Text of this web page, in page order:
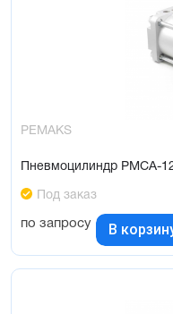
PEMAKS
Пневмоцилиндр PMCA-
Под заказ
по запросу В